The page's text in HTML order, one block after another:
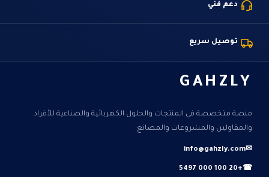
دعم فني
توصيل سريع
GAHZLY
منصة متخصصة في المنتجات والحلول الكهربائية والصناعية للأفراد
والمقاولين والمشروعات والمصانع.
✉
info@gahzly.com
☎
+20 100 000 5497